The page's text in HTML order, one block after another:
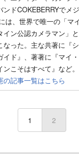
ンドCOKEBERRYでメ
は、世界で唯一の「マ
イン公認カメラマン」
なった。主な共著に『
イド』、著著に『マイ
ンこそはすべて』など。
の記事一覧はこちら
1 2